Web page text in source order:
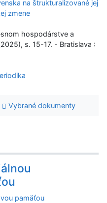
na štrukturalizované jej
zmene
hospodárstve a
s. 15-17. - Bratislava :
Vybrané dokumenty
pamäťou